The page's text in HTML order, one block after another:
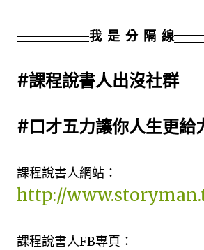
我 是 分 隔 線
#課程說書人出沒社群
#口才五力讓你人生更給
課程說書人網站：
http://
課程說書人FB專頁：